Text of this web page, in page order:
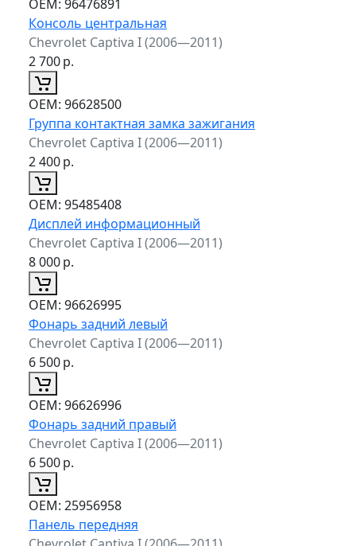
ОЕМ: 96476891
Консоль центральная
Chevrolet Captiva I (2006—2011)
2 700р.
ОЕМ: 96628500
Группа контактная замка зажигания
Chevrolet Captiva I (2006—2011)
2 400р.
ОЕМ: 95485408
Дисплей информационный
Chevrolet Captiva I (2006—2011)
8 000р.
ОЕМ: 96626995
Фонарь задний левый
Chevrolet Captiva I (2006—2011)
6 500р.
ОЕМ: 96626996
Фонарь задний правый
Chevrolet Captiva I (2006—2011)
6 500р.
ОЕМ: 25956958
Панель передняя